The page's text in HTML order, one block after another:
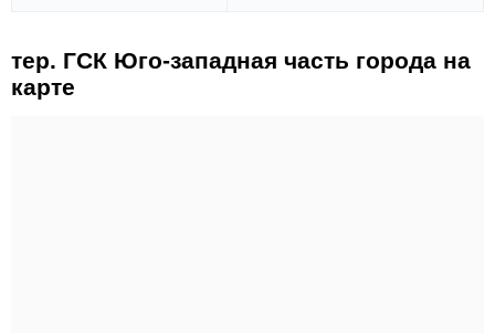
тер. ГСК Юго-западная часть города на
карте